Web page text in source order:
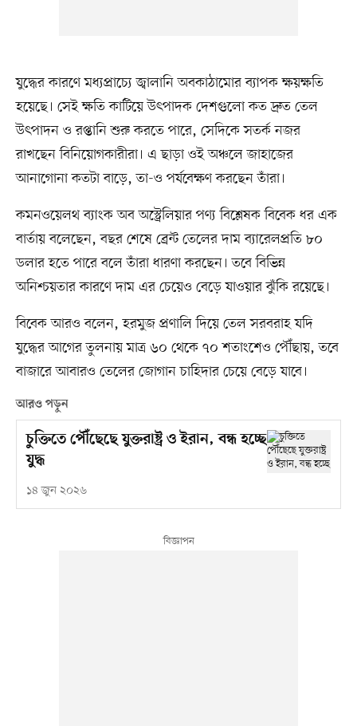
যুদ্ধের কারণে মধ্যপ্রাচ্যে জ্বালানি অবকাঠামোর ব্যাপক ক্ষয়ক্ষতি
হয়েছে। সেই ক্ষতি কাটিয়ে উৎপাদক দেশগুলো কত দ্রুত তেল
উৎপাদন ও রপ্তানি শুরু করতে পারে, সেদিকে সতর্ক নজর
রাখছেন বিনিয়োগকারীরা। এ ছাড়া ওই অঞ্চলে জাহাজের
আনাগোনা কতটা বাড়ে, তা-ও পর্যবেক্ষণ করছেন তাঁরা।
কমনওয়েলথ ব্যাংক অব অস্ট্রেলিয়ার পণ্য বিশ্লেষক বিবেক ধর এক
বার্তায় বলেছেন, বছর শেষে ব্রেন্ট তেলের দাম ব্যারেলপ্রতি ৮০
ডলার হতে পারে বলে তাঁরা ধারণা করছেন। তবে বিভিন্ন
অনিশ্চয়তার কারণে দাম এর চেয়েও বেড়ে যাওয়ার ঝুঁকি রয়েছে।
বিবেক আরও বলেন, হরমুজ প্রণালি দিয়ে তেল সরবরাহ যদি
যুদ্ধের আগের তুলনায় মাত্র ৬০ থেকে ৭০ শতাংশেও পৌঁছায়, তবে
বাজারে আবারও তেলের জোগান চাহিদার চেয়ে বেড়ে যাবে।
আরও পড়ুন
চুক্তিতে পৌঁছেছে যুক্তরাষ্ট্র ও ইরান, বন্ধ হচ্ছে
যুদ্ধ
১৪ জুন ২০২৬